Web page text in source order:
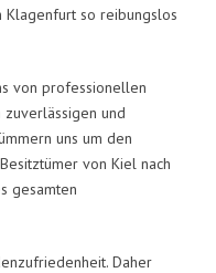
Klagenfurt so reibungslos
von professionellen
und
uns um den
von Kiel nach
gesamten
Daher